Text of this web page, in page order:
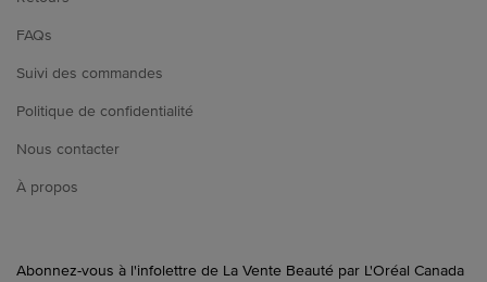
FAQs
Suivi des commandes
Politique de confidentialité
Nous contacter
À propos
Abonnez-vous à l'infolettre de La Vente Beauté par L'Oréal Canada